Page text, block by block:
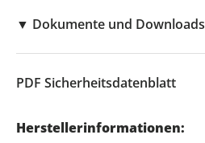
▼ Dokumente und Downloads
PDF Sicherheitsdatenblatt
Herstellerinformationen: